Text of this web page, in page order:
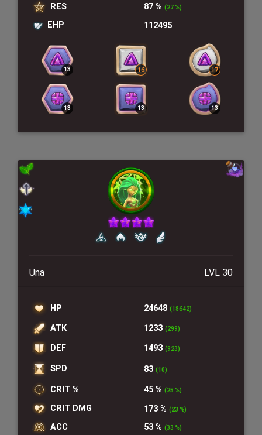
RES 87 % (27 %)
EHP 112495
Una LVL 30
HP 24648 (18642)
ATK 1233 (299)
DEF 1493 (923)
SPD 83 (10)
CRIT % 45 % (25 %)
CRIT DMG 173 % (23 %)
ACC 53 % (33 %)